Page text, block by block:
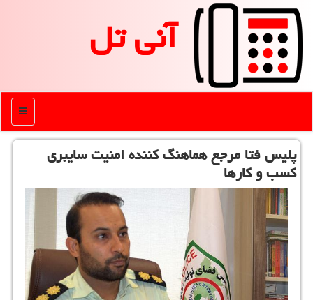
آنی تل
منو
پلیس فتا مرجع هماهنگ كننده امنیت سایبری
كسب و كارها